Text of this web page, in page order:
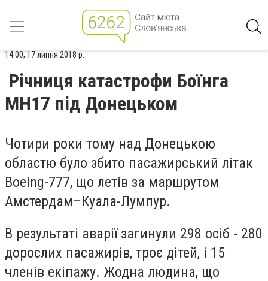
14:00, 17 липня 2018 р.
Річниця катастрофи Боїнга
MH17 під Донецьком
Чотири роки тому над Донецькою
областю було збито пасажирський літак
Boeing-777, що летів за маршрутом
Амстердам–Куала-Лумпур.
В результаті аварії загинули 298 осіб - 280
дорослих пасажирів, троє дітей, і 15
членів екіпажу. Жодна людина, що